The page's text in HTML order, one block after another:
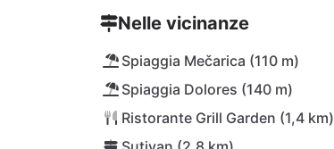
Nelle vicinanze
Spiaggia Mečarica (110 m)
Spiaggia Dolores (140 m)
Ristorante Grill Garden (1,4 km)